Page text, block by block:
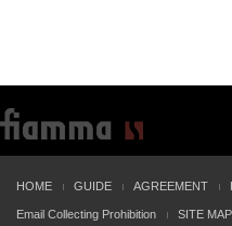
HOME GUIDE AGREEMENT
Email Collecting Prohibition SITE MAP